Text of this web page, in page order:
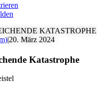
KATASTROPHE
|20. März 2024
Katastrophe